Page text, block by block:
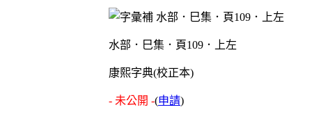
水部．巳集．頁109．上左
康熙字典(校正本)
- 未公開 -(申請)